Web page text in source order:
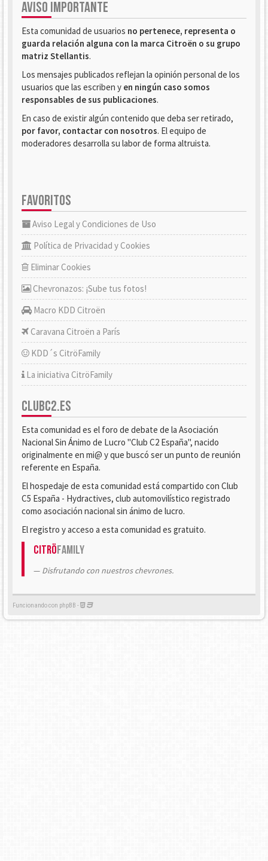
AVISO IMPORTANTE
Esta comunidad de usuarios no pertenece, representa o
guarda relación alguna con la marca Citroën o su grupo
matriz Stellantis.
Los mensajes publicados reflejan la opinión personal de los
usuarios que las escriben y en ningún caso somos
responsables de sus publicaciones.
En caso de existir algún contenido que deba ser retirado,
por favor, contactar con nosotros. El equipo de
moderadores desarrolla su labor de forma altruista.
FAVORITOS
Aviso Legal y Condiciones de Uso
Política de Privacidad y Cookies
Eliminar Cookies
Chevronazos: ¡Sube tus fotos!
Macro KDD Citroën
Caravana Citroën a París
KDD´s CitröFamily
La iniciativa CitröFamily
CLUBC2.ES
Esta comunidad es el foro de debate de la Asociación
Nacional Sin Ánimo de Lucro "Club C2 España", nacido
originalmente en mi@ y que buscó ser un punto de reunión
referente en España.
El hospedaje de esta comunidad está compartido con Club
C5 España - Hydractives, club automovilístico registrado
como asociación nacional sin ánimo de lucro.
El registro y acceso a esta comunidad es gratuito.
CitröFamily
Disfrutando con nuestros chevrones.
Funcionando con phpBB -